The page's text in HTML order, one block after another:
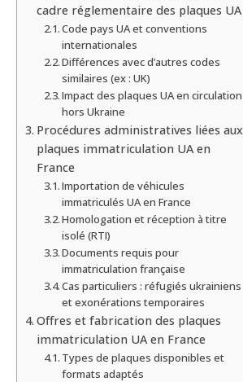
cadre réglementaire des plaques UA
Code pays UA et conventions
internationales
Différences avec d’autres codes
similaires (ex : UK)
Impact des plaques UA en circulation
hors Ukraine
Procédures administratives liées aux
plaques immatriculation UA en
France
Importation de véhicules
immatriculés UA en France
Homologation et réception à titre
isolé (RTI)
Documents requis pour
immatriculation française
Cas particuliers : réfugiés ukrainiens
et exonérations temporaires
Offres et fabrication des plaques
immatriculation UA en France
Types de plaques disponibles et
formats adaptés